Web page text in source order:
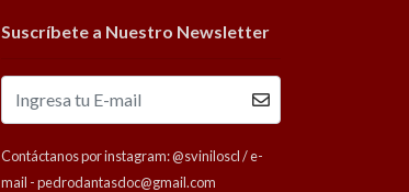
Suscríbete a Nuestro Newsletter
Contáctanos por instagram: @sviniloscl / e-
mail - pedrodantasdoc@gmail.com